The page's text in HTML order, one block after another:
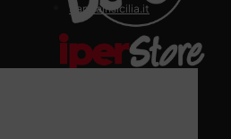
Sanitainsicilia.it